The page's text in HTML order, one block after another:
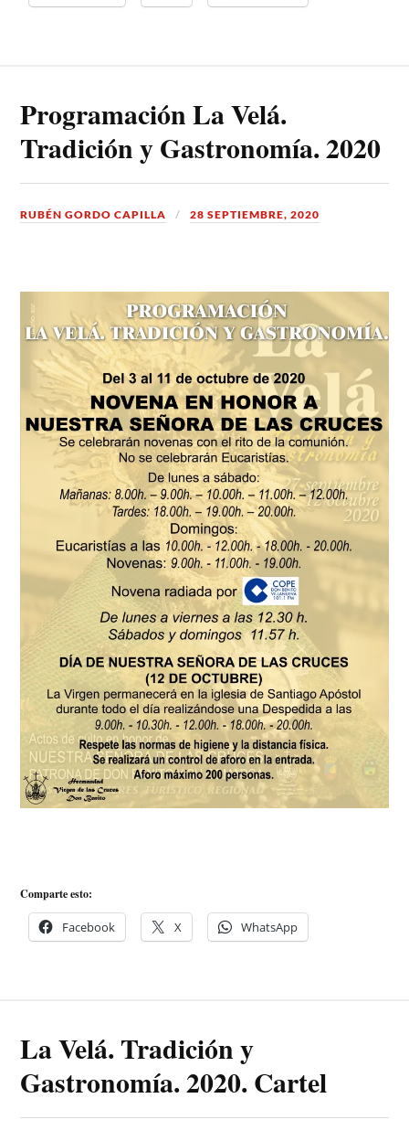
Programación La Velá.
Tradición y Gastronomía. 2020
RUBÉN GORDO CAPILLA 28 SEPTIEMBRE, 2020
Comparte esto:
Facebook X WhatsApp
La Velá. Tradición y
Gastronomía. 2020. Cartel